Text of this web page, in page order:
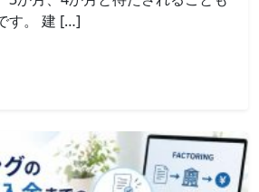
す。 建 […]